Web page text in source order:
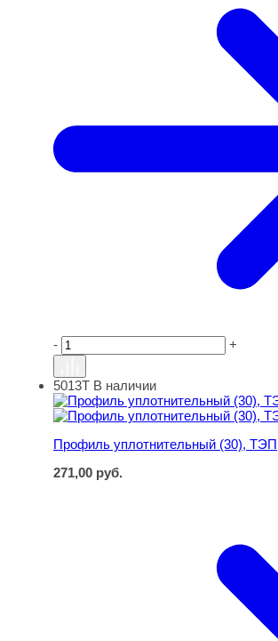
- +
Профиль уплотнительный (30), ТЭП
5013Т В наличии
Профиль уплотнительный (30), ТЭП
271,00 руб.